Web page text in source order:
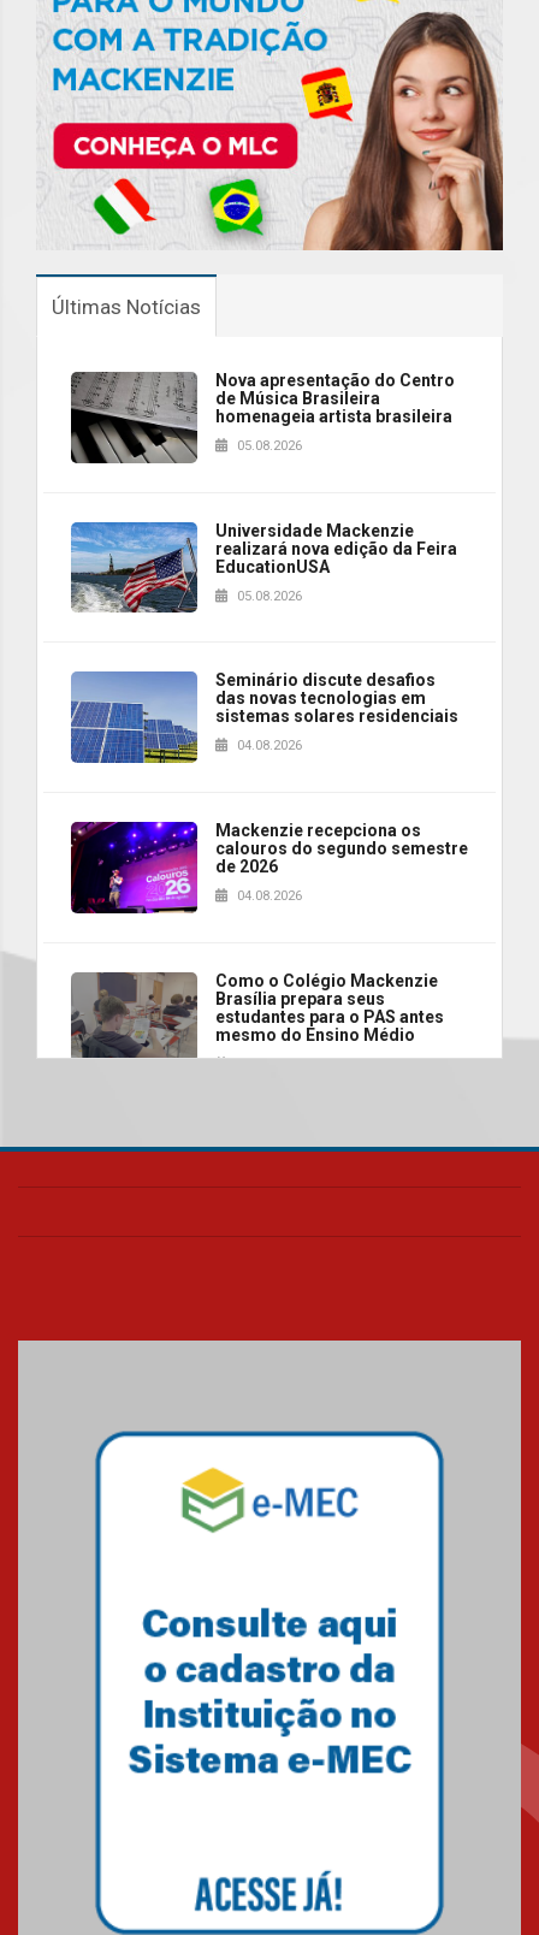
Últimas Notícias
Nova apresentação do Centro
de Música Brasileira
homenageia artista brasileira
05.08.2026
Universidade Mackenzie
realizará nova edição da Feira
EducationUSA
05.08.2026
Seminário discute desafios
das novas tecnologias em
sistemas solares residenciais
04.08.2026
Mackenzie recepciona os
calouros do segundo semestre
de 2026
04.08.2026
Como o Colégio Mackenzie
Brasília prepara seus
estudantes para o PAS antes
mesmo do Ensino Médio
Como os pais podem investir
escola
Professora do Mackenzie é
finalista do Prêmio Jabuti com
obra sobre ética e arquitetura
contemporânea
Semana Internacional
Mackenzie promove parcerias
internacionais
03.08.2026
03.08.2026